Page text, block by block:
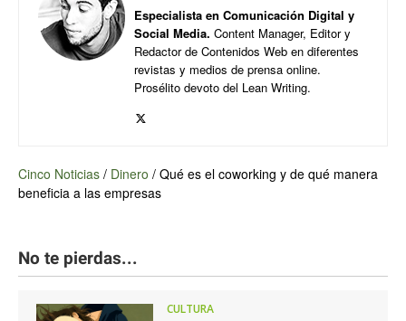
Especialista en Comunicación Digital y
Social Media. Content Manager, Editor y
Redactor de Contenidos Web en diferentes
revistas y medios de prensa online.
Prosélito devoto del Lean Writing.
Cinco Noticias / Dinero / Qué es el coworking y de qué manera
beneficia a las empresas
No te pierdas...
CULTURA